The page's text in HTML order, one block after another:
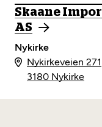
Skaane
AS
Nykirke
Nykirkeveien 271
3180 Nykirke